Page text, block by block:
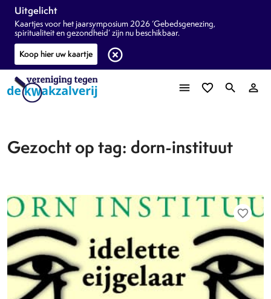
Uitgelicht
Kaartjes voor het jaarsymposium 2026 ‘Gebedsgenezing,
spiritualiteit en gezondheid’ zijn nu beschikbaar.
Koop hier uw kaartje
highlight_off
menu favorite_border search person_outline
Gezocht op tag: dorn-instituut
favorite_border